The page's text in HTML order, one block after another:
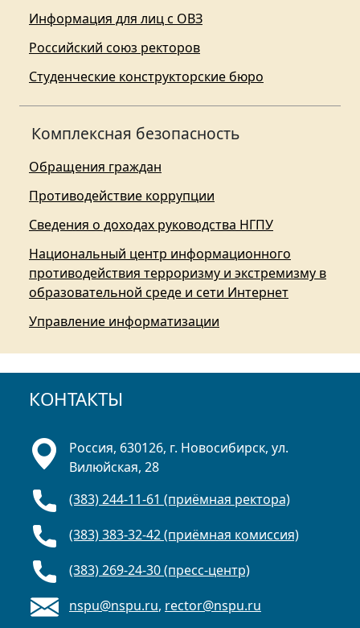
Информация для лиц с ОВЗ
Российский союз ректоров
Студенческие конструкторские бюро
Комплексная безопасность
Обращения граждан
Противодействие коррупции
Сведения о доходах руководства НГПУ
Национальный центр информационного
противодействия терроризму и экстремизму в
образовательной среде и сети Интернет
Управление информатизации
КОНТАКТЫ
Россия, 630126, г. Новосибирск, ул.
Вилюйская, 28
(383) 244-11-61 (приёмная ректора)
(383) 383-32-42 (приёмная комиссия)
(383) 269-24-30 (пресс-центр)
nspu@nspu.ru, rector@nspu.ru